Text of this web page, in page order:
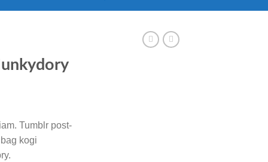
Tumblr post-
kogi